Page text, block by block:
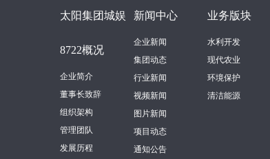
太阳集团城娱
8722概况
企业简介
董事长致辞
组织架构
管理团队
发展历程
新闻中心
企业新闻
集团动态
行业新闻
视频新闻
图片新闻
项目动态
通知公告
业务版块
水利开发
现代农业
环境保护
清洁能源